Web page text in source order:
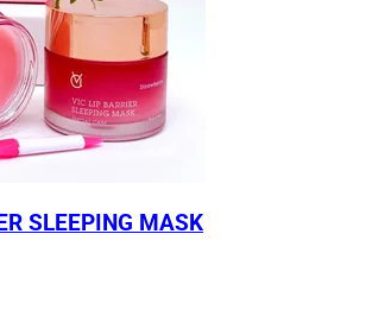
SLEEPING MASK